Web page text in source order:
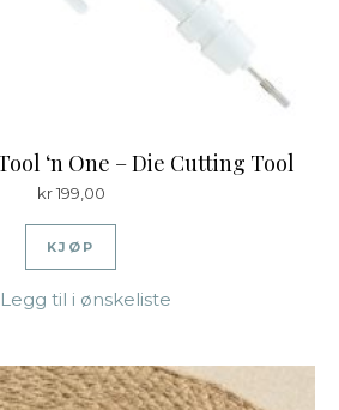
‘n One – Die Cutting Tool
kr199,00
KJØP
Legg til i ønskeliste